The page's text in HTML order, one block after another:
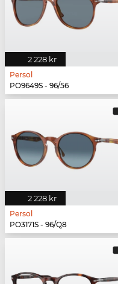
2 228 kr
Persol
PO9649S - 96/56
2 228 kr
Persol
PO3171S - 96/Q8